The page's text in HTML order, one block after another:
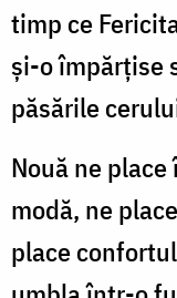
timp ce
şi-o împărţise
păsările
Nouă ne
modă, ne
place